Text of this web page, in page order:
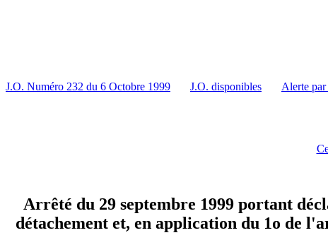
J.O. Numéro 232 du 6 Octobre 1999 J.O. disponibles Alerte
Arrêté du 29 septembre 1999 portant
détachement et, en application du 1o de